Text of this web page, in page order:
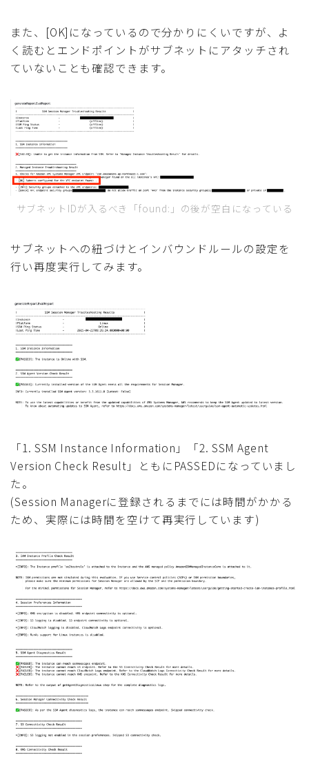
また、[OK]になっているので分かりにくいですが、よ
く読むとエンドポイントがサブネットにアタッチされ
ていないことも確認できます。
サブネットIDが入るべき「found:」の後が空白になっている
サブネットへの紐づけとインバウンドルールの設定を
行い再度実行してみます。
「1. SSM Instance Information」「2. SSM Agent
Version Check Result」ともにPASSEDになっていまし
た。
(Session Managerに登録されるまでには時間がかかる
ため、実際には時間を空けて再実行しています)